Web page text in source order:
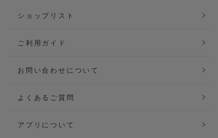
ショップリスト
ご利用ガイド
お問い合わせについて
よくあるご質問
アプリについて